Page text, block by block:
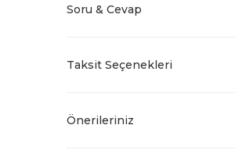
Soru & Cevap
Taksit Seçenekleri
Önerileriniz